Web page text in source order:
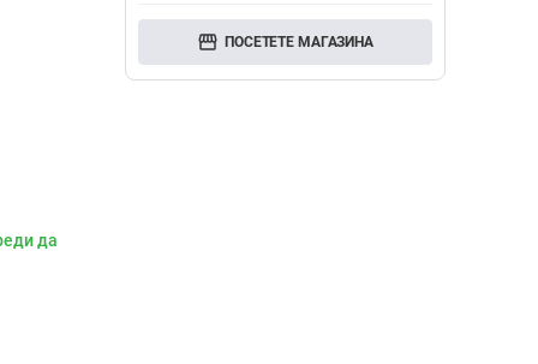
да
storefront ПОСЕТЕТЕ МАГАЗИНА